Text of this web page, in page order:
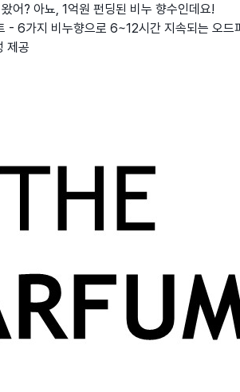
어? 아뇨, 1억원 펀딩된 비누 향수인데요!
- 6가지 비누향으로 6~12시간 지속되는 오
제공